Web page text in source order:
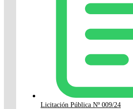
Licitación Pública Nº 009/24